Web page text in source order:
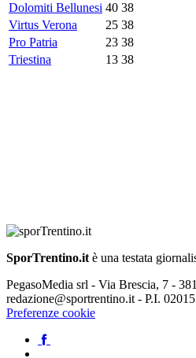
Dolomiti Bellunesi 40 38
Virtus Verona
25 38
Pro Patria
23 38
Triestina
13 38
SporTrentino.it è una testata
PegasoMedia srl - Via Brescia, 7 -
redazione@sportrentino.it - P.I.
Preferenze cookie